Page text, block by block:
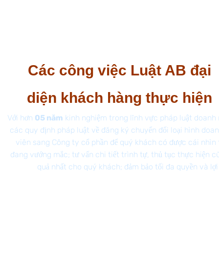
Các công việc Luật AB đại
diện khách hàng thực hiện
Với hơn 05 năm kinh nghiệm trong lĩnh vực pháp luật doanh
các quy định pháp luật về đăng ký chuyển đổi loại hình
viên sang Công ty cổ phần để quý khách có được cái
đang vướng mắc; tư vấn chi tiết trình tự, thủ tục thực hiện
quả nhất cho quý khách; đảm bảo tối đa quyền và